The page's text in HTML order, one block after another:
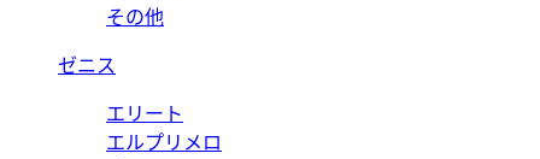
その他
ゼニス
エリート
エルプリメロ